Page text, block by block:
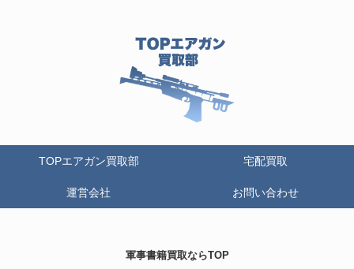
TOPエアガン買取部 宅配買取
運営会社 お問い合わせ
軍事書籍買取ならTOP